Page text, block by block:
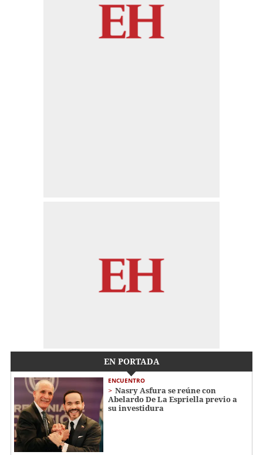
EN PORTADA
ENCUENTRO
Nasry Asfura se reúne con
Abelardo De La Espriella previo a
su investidura